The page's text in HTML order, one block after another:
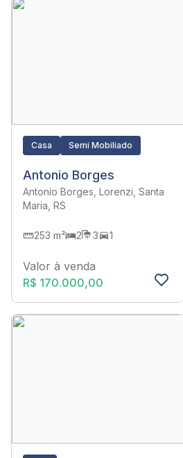
Casa Semi Mobiliado
Antonio Borges
Antonio Borges, Lorenzi, Santa
Maria, RS
253 m² 2 3 1
Valor à venda
R$ 170.000,00